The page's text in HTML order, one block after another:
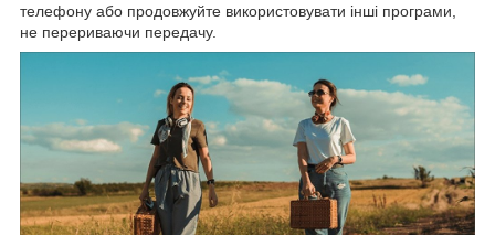
телефону або продовжуйте використовувати інші програми,
не перериваючи передачу.